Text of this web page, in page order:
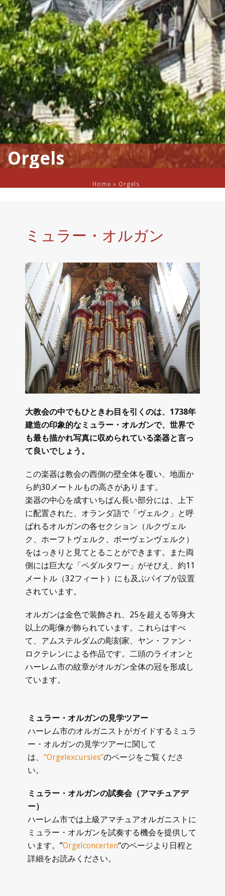
Orgels
Home » Orgels
ミュラー・オルガン
大教会の中でもひときわ目を引くのは、1738年
建造の印象的なミュラー・オルガンで、世界で
も最も描かれ写真に収められている楽器と言っ
て良いでしょう。
この楽器は教会の西側の壁全体を覆い、地面か
ら約30メートルもの高さがあります。
楽器の中心を成すいちばん長い部分には、上下
に配置された、オランダ語で「ヴェルク」と呼
ばれるオルガンの各セクション（ルクヴェル
ク、ホーフトヴェルク、ボーヴェンヴェルク）
をはっきりと見てとることができます。また両
側には巨大な「ペダルタワー」がそびえ、約11
メートル（32フィート）にも及ぶパイプが設置
されています。
オルガンは金色で装飾され、25を超える等身大
以上の彫像が飾られています。これらはすべ
て、アムステルダムの彫刻家、ヤン・ファン・
ロクテレンによる作品です。二頭のライオンと
ハーレム市の紋章がオルガン全体の冠を形成し
ています。
ミュラー・オルガンの見学ツアー
ハーレム市のオルガニストがガイドするミュラ
ー・オルガンの見学ツアーに関して
は、 “Orgelexcursies”のページをご覧くださ
い。
ミュラー・オルガンの試奏会（アマチュアデ
ー）
ハーレム市では上級アマチュアオルガニストに
ミュラー・オルガンを試奏する機会を提供して
います。”Orgelconcerten“のページより日程と
詳細をお読みください。